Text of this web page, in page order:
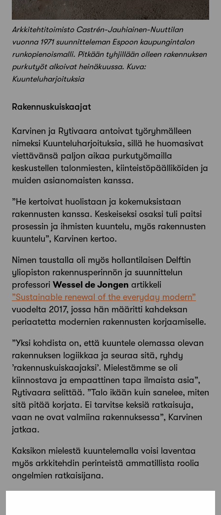
Arkkitehtitoimisto Castrén-Jauhiainen-Nuuttilan
vuonna 1971 suunnitteleman Espoon kaupungintalon
runkopienoismalli. Pitkään tyhjillään olleen rakennuksen
purkutyöt alkoivat heinäkuussa. Kuva:
Kuunteluharjoituksia
Rakennuskuiskaajat
Karvinen ja Rytivaara antoivat työryhmälleen
nimeksi Kuunteluharjoituksia, sillä he huomasivat
viettävänsä paljon aikaa purkutyömailla
keskustellen talonmiesten, kiinteistöpäälliköiden ja
muiden asianomaisten kanssa.
”He kertoivat huolistaan ja kokemuksistaan
rakennusten kanssa. Keskeiseksi osaksi tuli paitsi
prosessin ja ihmisten kuuntelu, myös rakennusten
kuuntelu”, Karvinen kertoo.
Nimen taustalla oli myös hollantilaisen Delftin
yliopiston rakennus­perinnön ja suunnittelun
professori Wessel de Jongen artikkeli
”Sustainable renewal of the everyday modern”
vuodelta 2017, jossa hän määritti kahdeksan
periaatetta modernien rakennusten korjaamiselle.
”Yksi kohdista on, että kuuntele olemassa olevan
rakennuksen logiikkaa ja seuraa sitä, ryhdy
’rakennuskuiskaajaksi’. Mielestämme se oli
kiinnostava ja empaattinen tapa ilmaista asia”,
Rytivaara selittää. ”Talo ikään kuin sanelee, miten
sitä pitää korjata. Ei tarvitse keksiä ratkaisuja,
vaan ne ovat valmiina rakennuksessa”, Karvinen
jatkaa.
Kaksikon mielestä kuuntelemalla voisi laventaa
myös arkkitehdin perinteistä ammatillista roolia
ongelmien ratkaisijana.